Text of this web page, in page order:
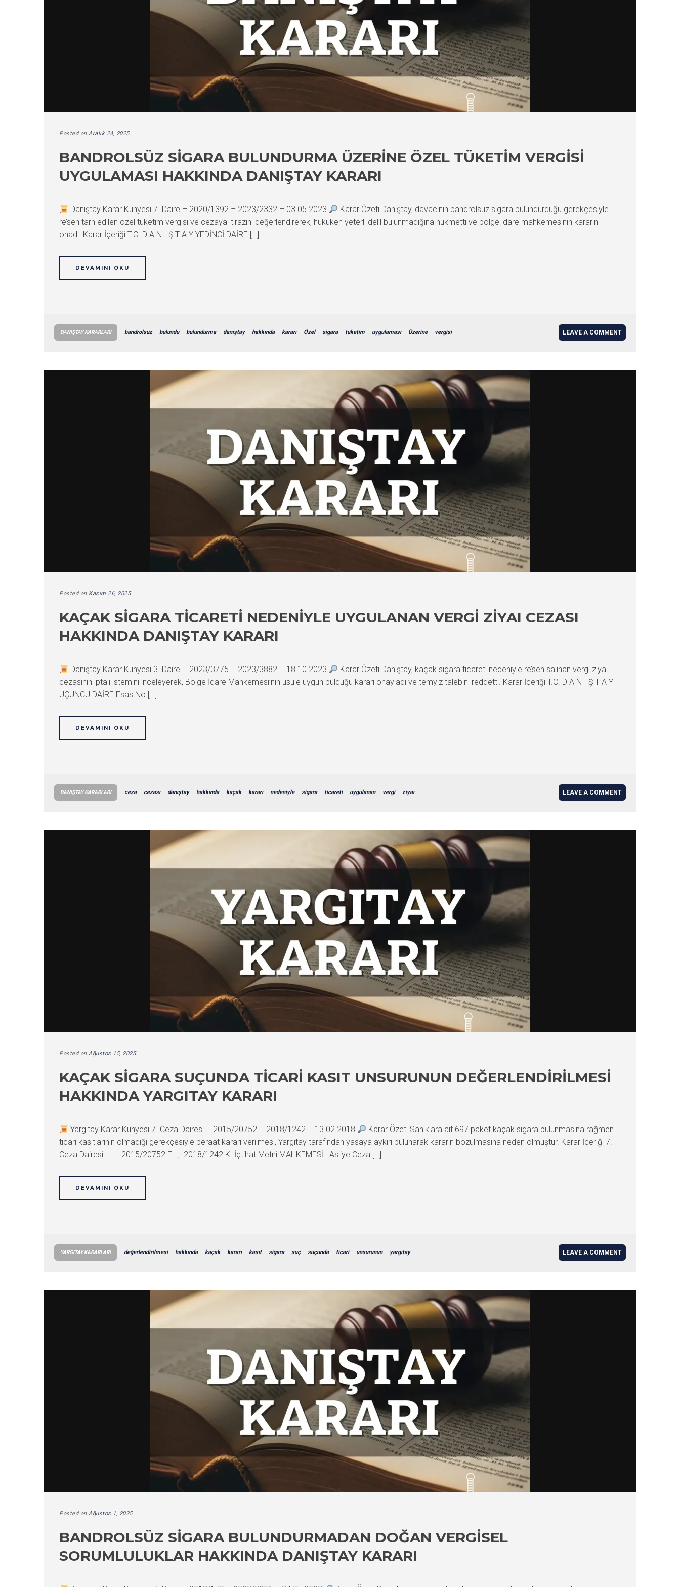
Posted on Aralık 24, 2025
BANDROLSÜZ SIGARA BULUNDURMA ÜZERINE ÖZEL TÜKETIM VERGISI
UYGULAMASI HAKKINDA DANIŞTAY KARARI
Danıştay Karar Künyesi 7. Daire – 2020/1392 – 2023/2332 – 03.05.2023
Karar Özeti Danıştay, davacının bandrolsüz sigara bulundurduğu gerekçesiyle
re’sen tarh edilen özel tüketim vergisi ve cezaya itirazını değerlendirerek, hukuken yeterli delil bulunmadığına hükmetti ve bölge idare mahkemesinin kararını
onadı. Karar İçeriği T.C. D A N I Ş T A Y YEDİNCİ DAİRE […]
DEVAMINI OKU
DANIŞTAY KARARLARI bandrolsüz bulundu bulundurma danıştay hakkında kararı Özel sigara tüketim uygulaması Üzerine vergisi LEAVE A COMMENT
Posted on Kasım 26, 2025
KAÇAK SIGARA TICARETI NEDENIYLE UYGULANAN VERGI ZIYAI CEZASI
HAKKINDA DANIŞTAY KARARI
Danıştay Karar Künyesi 3. Daire – 2023/3775 – 2023/3882 – 18.10.2023
Karar Özeti Danıştay, kaçak sigara ticareti nedeniyle re’sen salınan vergi ziyaı
cezasının iptali istemini inceleyerek, Bölge İdare Mahkemesi’nin usule uygun bulduğu kararı onayladı ve temyiz talebini reddetti. Karar İçeriği T.C. D A N I Ş T A Y
ÜÇÜNCÜ DAİRE Esas No […]
DEVAMINI OKU
DANIŞTAY KARARLARI ceza cezası danıştay hakkında kaçak kararı nedeniyle sigara ticareti uygulanan vergi ziyaı LEAVE A COMMENT
Posted on Ağustos 15, 2025
KAÇAK SIGARA SUÇUNDA TICARI KASIT UNSURUNUN DEĞERLENDIRILMESI
HAKKINDA YARGITAY KARARI
Yargıtay Karar Künyesi 7. Ceza Dairesi – 2015/20752 – 2018/1242 – 13.02.2018
Karar Özeti Sanıklara ait 697 paket kaçak sigara bulunmasına rağmen
ticari kasıtlarının olmadığı gerekçesiyle beraat kararı verilmesi, Yargıtay tarafından yasaya aykırı bulunarak kararın bozulmasına neden olmuştur. Karar İçeriği 7.
Ceza Dairesi 2015/20752 E. , 2018/1242 K. İçtihat Metni MAHKEMESİ :Asliye Ceza […]
DEVAMINI OKU
YARGITAY KARARLARI değerlendirilmesi hakkında kaçak kararı kasıt sigara suç suçunda ticari unsurunun yargıtay LEAVE A COMMENT
Posted on Ağustos 1, 2025
BANDROLSÜZ SIGARA BULUNDURMADAN DOĞAN VERGISEL
SORUMLULUKLAR HAKKINDA DANIŞTAY KARARI